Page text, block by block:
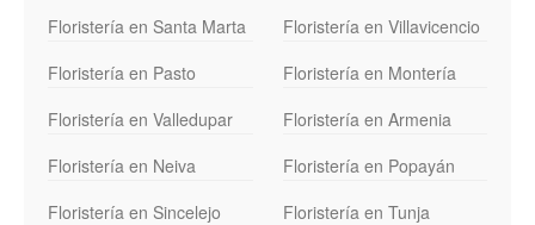
Floristería en Santa Marta
Floristería en Villavicencio
Floristería en Pasto
Floristería en Montería
Floristería en Valledupar
Floristería en Armenia
Floristería en Neiva
Floristería en Popayán
Floristería en Sincelejo
Floristería en Tunja